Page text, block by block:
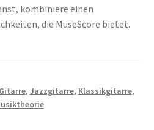
kombiniere einen
die MuseScore bietet.
Gitarre, Jazzgitarre, Klassikgitarre,